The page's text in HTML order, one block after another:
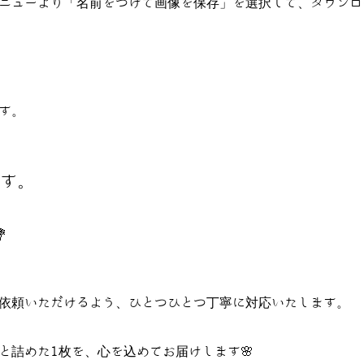
ューより「名前をつけて画像を保存」を選択して、ダウンロ
。
。
頼いただけるよう、ひとつひとつ丁寧に対応いたします。
詰めた1枚を、心を込めてお届けします🌸